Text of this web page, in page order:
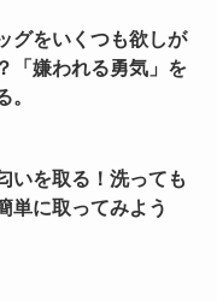
グをいくつも欲しが
「嫌われる勇気」を
。
いを取る！洗っても
単に取ってみよう